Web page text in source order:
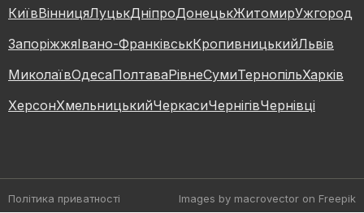
КиївВінницяЛуцькДніпроДонецькЖитомирУжгород
ЗапоріжжяІвано-ФранківськКропивницькийЛьвів
МиколаївОдесаПолтаваРівнеСумиТернопільХарків
ХерсонХмельницькийЧеркасиЧернігівЧернівці
Політика приватності Images by macrovector on Freepik